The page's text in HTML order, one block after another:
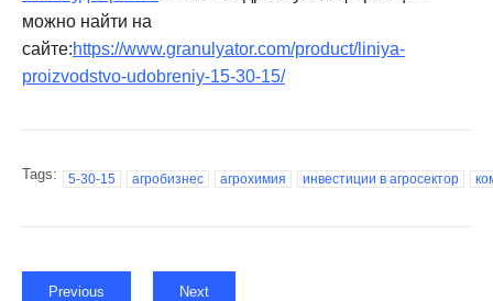
можно найти на
сайте:https://www.granulyator.com/product/liniya-
proizvodstvo-udobreniy-15-30-15/
Tags: 5-30-15 агробизнес агрохимия инвестиции в агросектор
Previous Next